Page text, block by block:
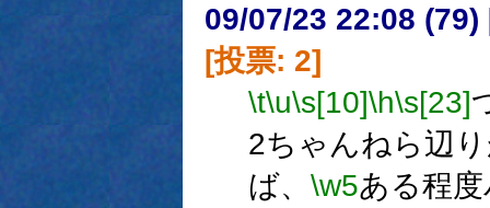
09/07/23 22:08 (79)
[投票: 2]
\t\u\s[10]\h\s[23]
2ちゃんねら辺
ば、 \w5ある程